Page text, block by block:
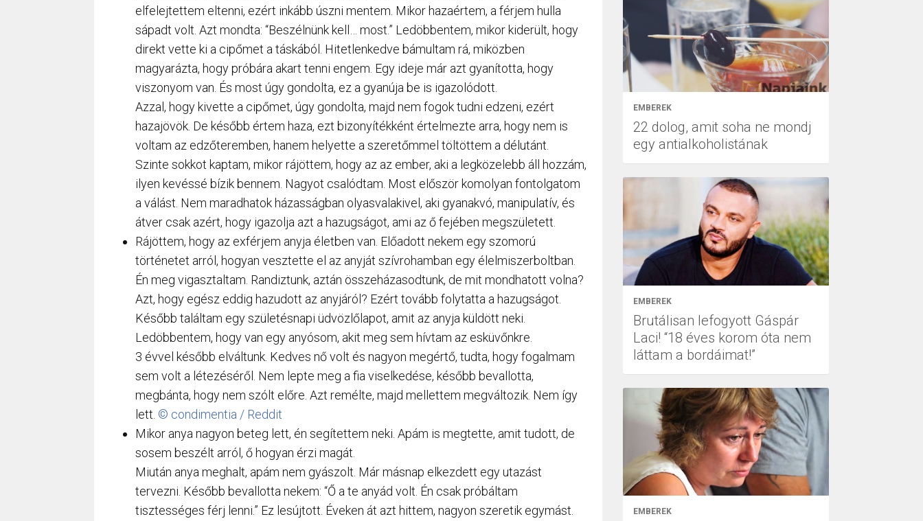
elfelejtettem eltenni, ezért inkább úszni mentem. Mikor hazaértem, a férjem hulla
sápadt volt. Azt mondta: “Beszélnünk kell… most.” Ledöbbentem, mikor kiderült, hogy
direkt vette ki a cipőmet a táskából. Hitetlenkedve bámultam rá, miközben
magyarázta, hogy próbára akart tenni engem. Egy ideje már azt gyanította, hogy
viszonyom van. És most úgy gondolta, ez a gyanúja be is igazolódott.
Azzal, hogy kivette a cipőmet, úgy gondolta, majd nem fogok tudni edzeni, ezért
hazajövök. De később értem haza, ezt bizonyítékként értelmezte arra, hogy nem is
voltam az edzőteremben, hanem helyette a szeretőmmel töltöttem a délutánt.
Szinte sokkot kaptam, mikor rájöttem, hogy az az ember, aki a legközelebb áll hozzám,
ilyen kevéssé bízik bennem. Nagyot csalódtam. Most először komolyan fontolgatom
a válást. Nem maradhatok házasságban olyasvalakivel, aki gyanakvó, manipulatív, és
átver csak azért, hogy igazolja azt a hazugságot, ami az ő fejében megszületett.
Rájöttem, hogy az exférjem anyja életben van. Előadott nekem egy szomorú
történetet arról, hogyan vesztette el az anyját szívrohamban egy élelmiszerboltban.
Én meg vigasztaltam. Randiztunk, aztán összeházasodtunk, de mit mondhatott volna?
Azt, hogy egész eddig hazudott az anyjáról? Ezért tovább folytatta a hazugságot.
Később találtam egy születésnapi üdvözlőlapot, amit az anyja küldött neki.
Ledöbbentem, hogy van egy anyósom, akit meg sem hívtam az esküvőnkre.
3 évvel később elváltunk. Kedves nő volt és nagyon megértő, tudta, hogy fogalmam
sem volt a létezéséről. Nem lepte meg a fia viselkedése, később bevallotta,
megbánta, hogy nem szólt előre. Azt remélte, majd mellettem megváltozik. Nem így
lett. © condimentia / Reddit
Mikor anya nagyon beteg lett, én segítettem neki. Apám is megtette, amit tudott, de
sosem beszélt arról, ő hogyan érzi magát.
Miután anya meghalt, apám nem gyászolt. Már másnap elkezdett egy utazást
tervezni. Később bevallotta nekem: “Ő a te anyád volt. Én csak próbáltam
tisztességes férj lenni.” Ez lesújtott. Éveken át azt hittem, nagyon szeretik egymást.
EMBEREK
22 dolog, amit soha ne mondj
egy antialkoholistának
EMBEREK
Brutálisan lefogyott Gáspár
Laci! “18 éves korom óta nem
láttam a bordáimat!”
EMBEREK